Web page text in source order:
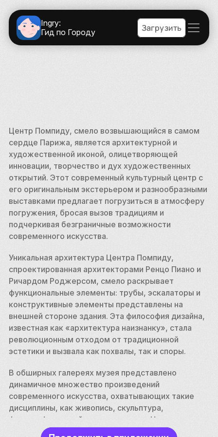
Ingry:
Гид по Городу
Загрузить
Центр Помпиду, смело возвышающийся в самом
сердце Парижа, является архитектурной и
художественной иконой, олицетворяющей
инновации, творчество и дух художественных
открытий. Этот современный культурный центр с
его оригинальным экстерьером и разнообразными
выставками предлагает погрузиться в атмосферу
погружения, бросая вызов традициям и
подчеркивая безграничные возможности
современного искусства.
Уникальная архитектура Центра Помпиду,
спроектированная архитекторами Ренцо Пиано и
Ричардом Роджерсом, смело раскрывает
функциональные элементы: трубы, эскалаторы и
конструктивные элементы представлены на
внешней стороне здания. Эта философия дизайна,
известная как «архитектура наизнанку», стала
революционным отходом от традиционной
эстетики и вызвала как похвалы, так и споры.
В обширных галереях музея представлено
динамичное множество произведений
современного искусства, охватывающих такие
дисциплины, как живопись, скульптура,
фотография, дизайн и новые медиа. На
чередующихся выставках представлены работы